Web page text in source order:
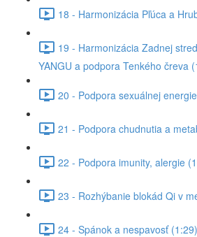
18 - Harmonizácia Pľúca a
19 - Harmonizácia Zadnej
YANGU a podpora Tenkého čreva
20 - Podpora sexuálnej
21 - Podpora chudnutia a
22 - Podpora imunity, alergie
23 - Rozhýbanie blokád Qi v
24 - Spánok a nespavosť (1:29)